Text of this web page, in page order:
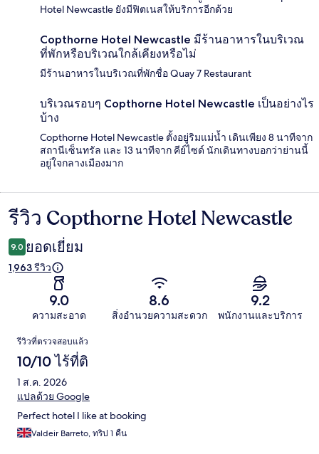
Hotel Newcastle ยังมีฟิตเนสให้บริการอีกด้วย
Copthorne Hotel Newcastle มีร้านอาหารในบริเวณ
ที่พักหรือบริเวณใกล้เคียงหรือไม่
มีร้านอาหารในบริเวณที่พักชื่อ Quay 7 Restaurant
บริเวณรอบๆ Copthorne Hotel Newcastle เป็นอย่างไร
บ้าง
Copthorne Hotel Newcastle ตั้งอยู่ริมแม่น้ำ เดินเพียง 8 นาทีจาก
สถานีเซ็นทรัล และ 13 นาทีจาก คีย์ไซด์ นักเดินทางบอกว่าย่านนี้
อยู่ใจกลางเมืองมาก
รีวิว
รีวิว Copthorne Hotel Newcastle
9.0 ยอดเยี่ยม
1,963 รีวิว
9.0
ความสะอาด
8.6
สิ่งอำนวยความสะดวก
9.2
พนักงานและบริการ
รีวิว
รีวิวที่ตรวจสอบแล้ว
10/10 ไร้ที่ติ
1 ส.ค. 2026
แปลด้วย Google
Perfect hotel I like at booking
Valdeir Barreto, ทริป 1 คืน